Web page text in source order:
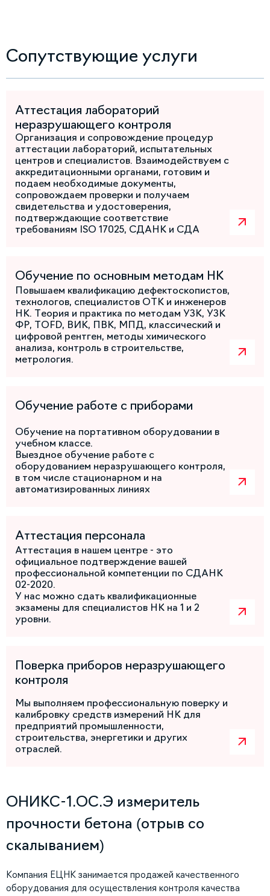
Сопутствующие услуги
Аттестация лабораторий
неразрушающего контроля
Организация и сопровождение процедур
аттестации лабораторий, испытательных
центров и специалистов. Взаимодействуем с
аккредитационными органами, готовим и
подаем необходимые документы,
сопровождаем проверки и получаем
свидетельства и удостоверения,
подтверждающие соответствие
требованиям ISO 17025, СДАНК и СДА
Обучение по основным методам НК
Повышаем квалификацию дефектоскопистов,
технологов, специалистов ОТК и инженеров
НК. Теория и практика по методам УЗК, УЗК
ФР, TOFD, ВИК, ПВК, МПД, классический и
цифровой рентген, методы химического
анализа, контроль в строительстве,
метрология.
Обучение работе с приборами
Обучение на портативном оборудовании в
учебном классе.
Выездное обучение работе с
оборудованием неразрушающего контроля,
в том числе стационарном и на
автоматизированных линиях
Аттестация персонала
Аттестация в нашем центре - это
официальное подтверждение вашей
профессиональной компетенции по СДАНК
02-2020.
У нас можно сдать квалификационные
экзамены для специалистов НК на 1 и 2
уровни.
Поверка приборов неразрушающего
контроля
Мы выполняем профессиональную поверку и
калибровку средств измерений НК для
предприятий промышленности,
строительства, энергетики и других
отраслей.
ОНИКС-1.ОС.Э измеритель
прочности бетона (отрыв со
скалыванием)
Компания ЕЦНК занимается продажей качественного
оборудования для осуществления контроля качества